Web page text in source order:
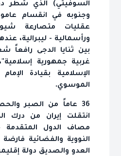
السوفيتي) الذي شطر
وجنوبه في انقسام
عقليات متصارعة
ورأسمالية - ليبرالية،
بين ثنايا الدجى رافعاً
غربية جمهورية
الإسلامية بقيادة
الموسوي.
36 عاماً من الصبر
انتقلت إيران من درك
مصاف الدول المتقدمة
النووية والفضائية
العدو والصديق دولة